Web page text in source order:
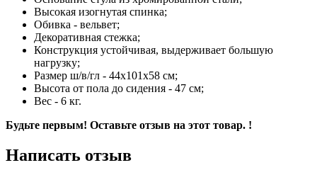
Высокая изогнутая спинка;
Обивка - вельвет;
Декоративная стежка;
Конструкция устойчивая, выдерживает большую
нагрузку;
Размер ш/в/гл - 44х101х58 см;
Высота от пола до сидения - 47 см;
Вес - 6 кг.
Будьте первым! Оставьте отзыв на этот товар. !
Написать отзыв